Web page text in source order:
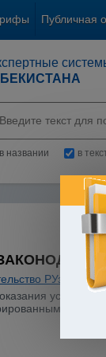
Публичная
в названии в
РУз
услуг
МЮ